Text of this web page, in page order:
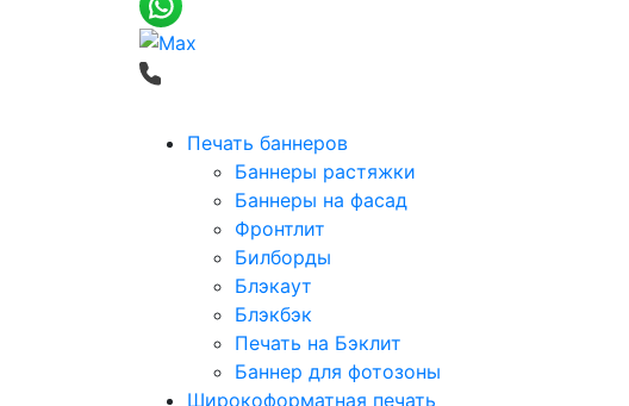
Печать баннеров
Баннеры растяжки
Баннеры на фасад
Фронтлит
Билборды
Блэкаут
Блэкбэк
Печать на Бэклит
Баннер для фотозоны
Широкоформатная печать